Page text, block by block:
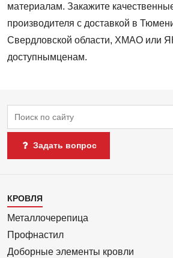
материалам. Закажите
производителя с доставкой в
Свердловской области, ХМАО или
доступнымценам.
Поиск
Задать вопрос
Каталог
1
КРОВЛЯ
Металлочерепица
Профнастил
Доборные элементы кровли